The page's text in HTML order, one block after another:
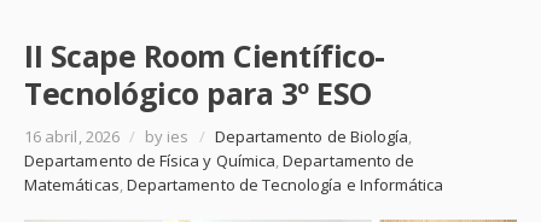
II Scape Room Científico-
Tecnológico para 3º ESO
16 abril, 2026 / by ies / Departamento de Biología,
Departamento de Física y Química,Departamento de
Matemáticas,Departamento de Tecnología e Informática